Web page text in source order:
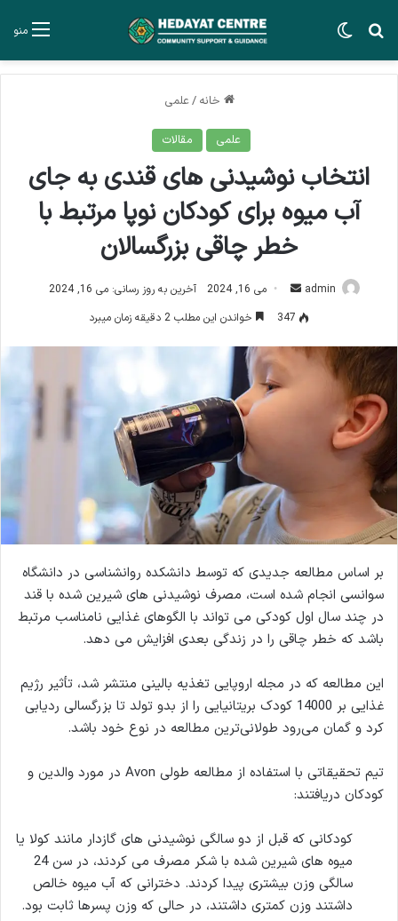
منو جستجو برایتغییر پوسته
خانه /علمی
علمی مقالات
انتخاب نوشیدنی های قندی به جای
آب میوه برای کودکان نوپا مرتبط با
خطر چاقی بزرگسالان
admin
ارسال
ایمیل
می 16, 2024
آخرین به روز رسانی: می 16, 2024
347
خواندن این مطلب 2 دقیقه زمان میبرد
بر اساس مطالعه جدیدی که توسط دانشکده روانشناسی در دانشگاه
سوانسی انجام شده است، مصرف نوشیدنی های شیرین شده با قند
در چند سال اول کودکی می تواند با الگوهای غذایی نامناسب مرتبط
باشد که خطر چاقی را در زندگی بعدی افزایش می دهد.
این مطالعه که در مجله اروپایی تغذیه بالینی منتشر شد، تأثیر رژیم
غذایی بر 14000 کودک بریتانیایی را از بدو تولد تا بزرگسالی ردیابی
کرد و گمان می‌رود طولانی‌ترین مطالعه در نوع خود باشد.
تیم تحقیقاتی با استفاده از مطالعه طولی Avon در مورد والدین و
کودکان دریافتند:
کودکانی که قبل از دو سالگی نوشیدنی های گازدار مانند کولا یا
میوه های شیرین شده با شکر مصرف می کردند، در سن 24
سالگی وزن بیشتری پیدا کردند. دخترانی که آب میوه خالص
داشتند وزن کمتری داشتند، در حالی که وزن پسرها ثابت بود.